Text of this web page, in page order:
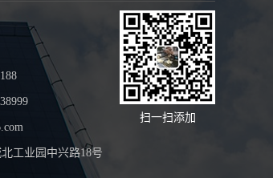
工业园中兴路18号
扫一扫添加